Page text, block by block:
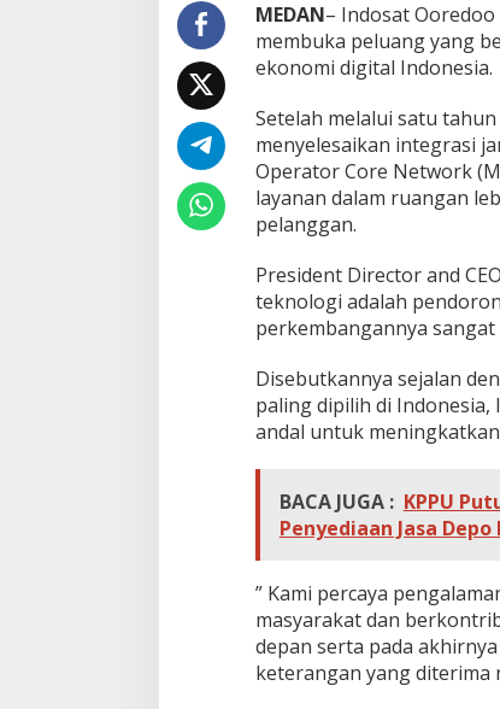
MEDAN– Indosat
membuka peluang yang
ekonomi digital Indonesia.
Setelah melalui satu
menyelesaikan integrasi
Operator Core Network
layanan dalam ruangan
pelanggan.
President Director and
teknologi adalah
perkembangannya
Disebutkannya sejalan
paling dipilih di
andal untuk
BACA JUGA : KPPU
Penyediaan Jasa
” Kami percaya
masyarakat dan
depan serta pada
keterangan yang diterima